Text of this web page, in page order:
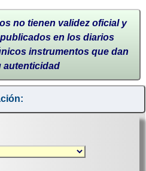
no tienen validez oficial y
en los diarios
instrumentos que dan
autenticidad